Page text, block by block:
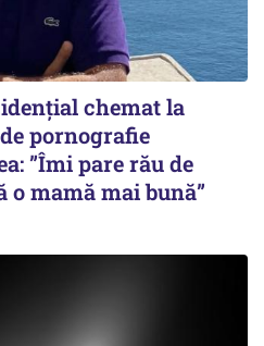
chemat la
pornografie
”Îmi pare rău de
o mamă mai bună”